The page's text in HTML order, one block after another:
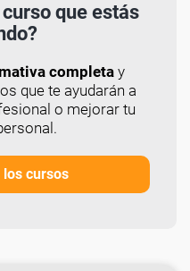
que estás
completay
que te ayudarán a
o mejorar tu
los cursos